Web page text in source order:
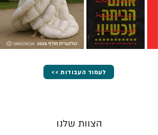
<< לעמוד העבודות
הצוות שלנו